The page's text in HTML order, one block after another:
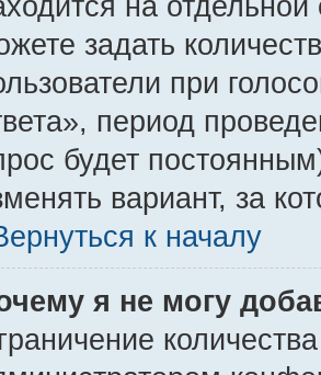
на
задать
при
период
будет
вариант, за
к началу
я не могу